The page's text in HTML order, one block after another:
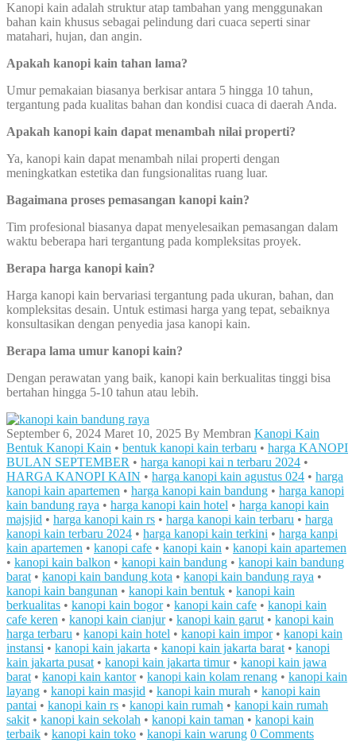
Kanopi kain adalah struktur atap tambahan yang menggunakan
bahan kain khusus sebagai pelindung dari cuaca seperti sinar
matahari, hujan, dan angin.
Apakah kanopi kain tahan lama?
Umur pemakaian biasanya berkisar antara 5 hingga 10 tahun,
tergantung pada kualitas bahan dan kondisi cuaca di daerah Anda.
Apakah kanopi kain dapat menambah nilai properti?
Ya, kanopi kain dapat menambah nilai properti dengan
meningkatkan estetika dan fungsionalitas ruang luar.
Bagaimana proses pemasangan kanopi kain?
Tim profesional biasanya dapat menyelesaikan pemasangan dalam
waktu beberapa hari tergantung pada kompleksitas proyek.
Berapa harga kanopi kain?
Harga kanopi kain bervariasi tergantung pada ukuran, bahan, dan
kompleksitas desain. Untuk estimasi harga yang tepat, sebaiknya
konsultasikan dengan penyedia jasa kanopi kain.
Berapa lama umur kanopi kain?
Dengan perawatan yang baik, kanopi kain berkualitas tinggi bisa
bertahan hingga 5-10 tahun atau lebih.
September 6, 2024 Maret 10, 2025 By Membran Kanopi Kain
Bentuk Kanopi Kain • bentuk kanopi kain terbaru • harga KANOPI
BULAN SEPTEMBER • harga kanopi kai n terbaru 2024 •
HARGA KANOPI KAIN • harga kanopi kain agustus 024 • harga
kanopi kain apartemen • harga kanopi kain bandung • harga kanopi
kain bandung raya • harga kanopi kain hotel • harga kanopi kain
majsjid • harga kanopi kain rs • harga kanopi kain terbaru • harga
kanopi kain terbaru 2024 • harga kanopi kain terkini • harga kanpi
kain apartemen • kanopi cafe • kanopi kain • kanopi kain apartemen
• kanopi kain balkon • kanopi kain bandung • kanopi kain bandung
barat • kanopi kain bandung kota • kanopi kain bandung raya •
kanopi kain bangunan • kanopi kain bentuk • kanopi kain
berkualitas • kanopi kain bogor• kanopi kain cafe • kanopi kain
cafe keren • kanopi kain cianjur• kanopi kain garut • kanopi kain
harga terbaru • kanopi kain hotel • kanopi kain impor• kanopi kain
instansi • kanopi kain jakarta • kanopi kain jakarta barat • kanopi
kain jakarta pusat • kanopi kain jakarta timur• kanopi kain jawa
barat • kanopi kain kantor• kanopi kain kolam renang • kanopi kain
layang • kanopi kain masjid • kanopi kain murah • kanopi kain
pantai • kanopi kain rs • kanopi kain rumah • kanopi kain rumah
sakit • kanopi kain sekolah • kanopi kain taman • kanopi kain
terbaik • kanopi kain toko • kanopi kain warung 0 Comments